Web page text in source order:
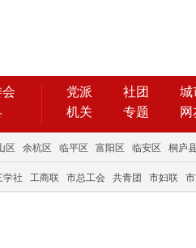
党派 社团
城
机关
专题
区 余杭区 临平区 富阳区 临安区 桐庐
学社 工商联 市总工会 共青团 市妇联